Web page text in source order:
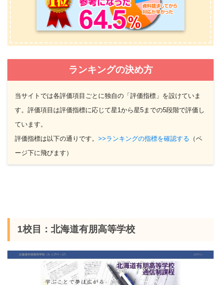
ランキングの決め方
当サイトでは各評価項目ごとに独自の「評価指標」を設けていま
す。評価項目は評価指標に応じて星1から星5までの5段階で評価し
ています。
評価指標は以下の通りです。 >>ランキングの指標を確認する （ペ
ージ下に飛びます）
1校目：北海道有朋高等学校